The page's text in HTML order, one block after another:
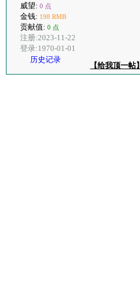
威望: 0 点
金钱: 198 RMB
贡献值: 0 点
注册:2023-11-22
登录:1970-01-01
历史记录
【给我顶一帖】